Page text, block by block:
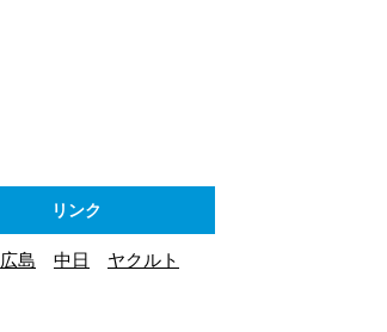
リンク
広島 中日 ヤクルト